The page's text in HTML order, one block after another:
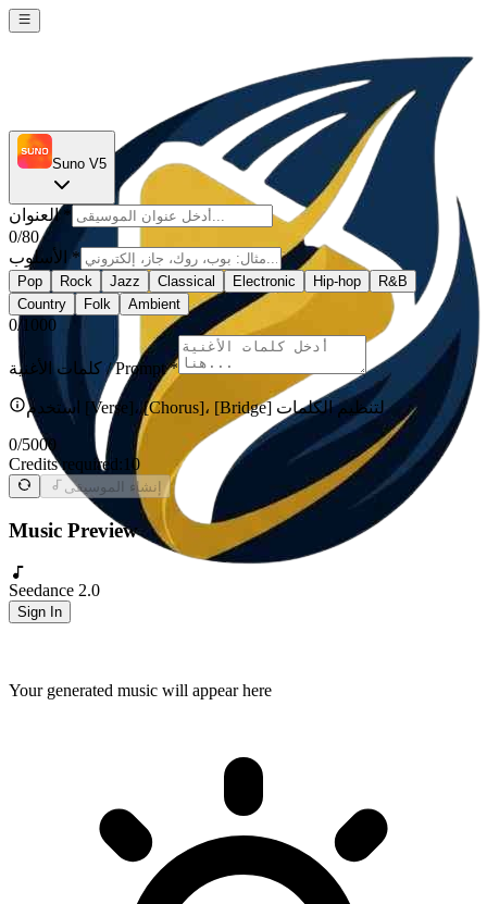
Seedance 2.0
Sign In
Suno V5
العنوان*
0/80
الأسلوب *
Pop Rock Jazz Classical Electronic Hip-hop
R&B
Country
Folk Ambient
0/1000
كلمات الأغنية / Prompt*
استخدم [Verse]، [Chorus]، [Bridge] لتنظيم الكلمات
0/5000
Credits required: 10
إنشاء الموسيقى
Music Preview
Your generated music will appear here